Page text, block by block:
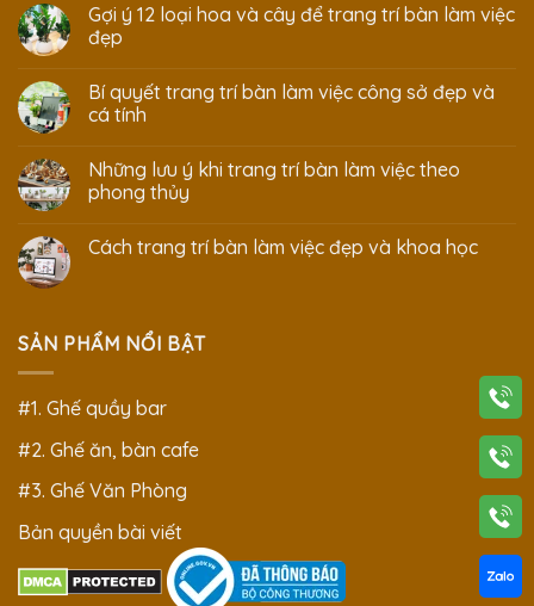
Gợi ý 12 loại hoa và cây để trang trí bàn làm việc
đẹp
Bí quyết trang trí bàn làm việc công sở đẹp và
cá tính
Những lưu ý khi trang trí bàn làm việc theo
phong thủy
Cách trang trí bàn làm việc đẹp và khoa học
SẢN PHẨM NỔI BẬT
#1. Ghế quầy bar
#2. Ghế ăn, bàn cafe
#3. Ghế Văn Phòng
Bản quyền bài viết